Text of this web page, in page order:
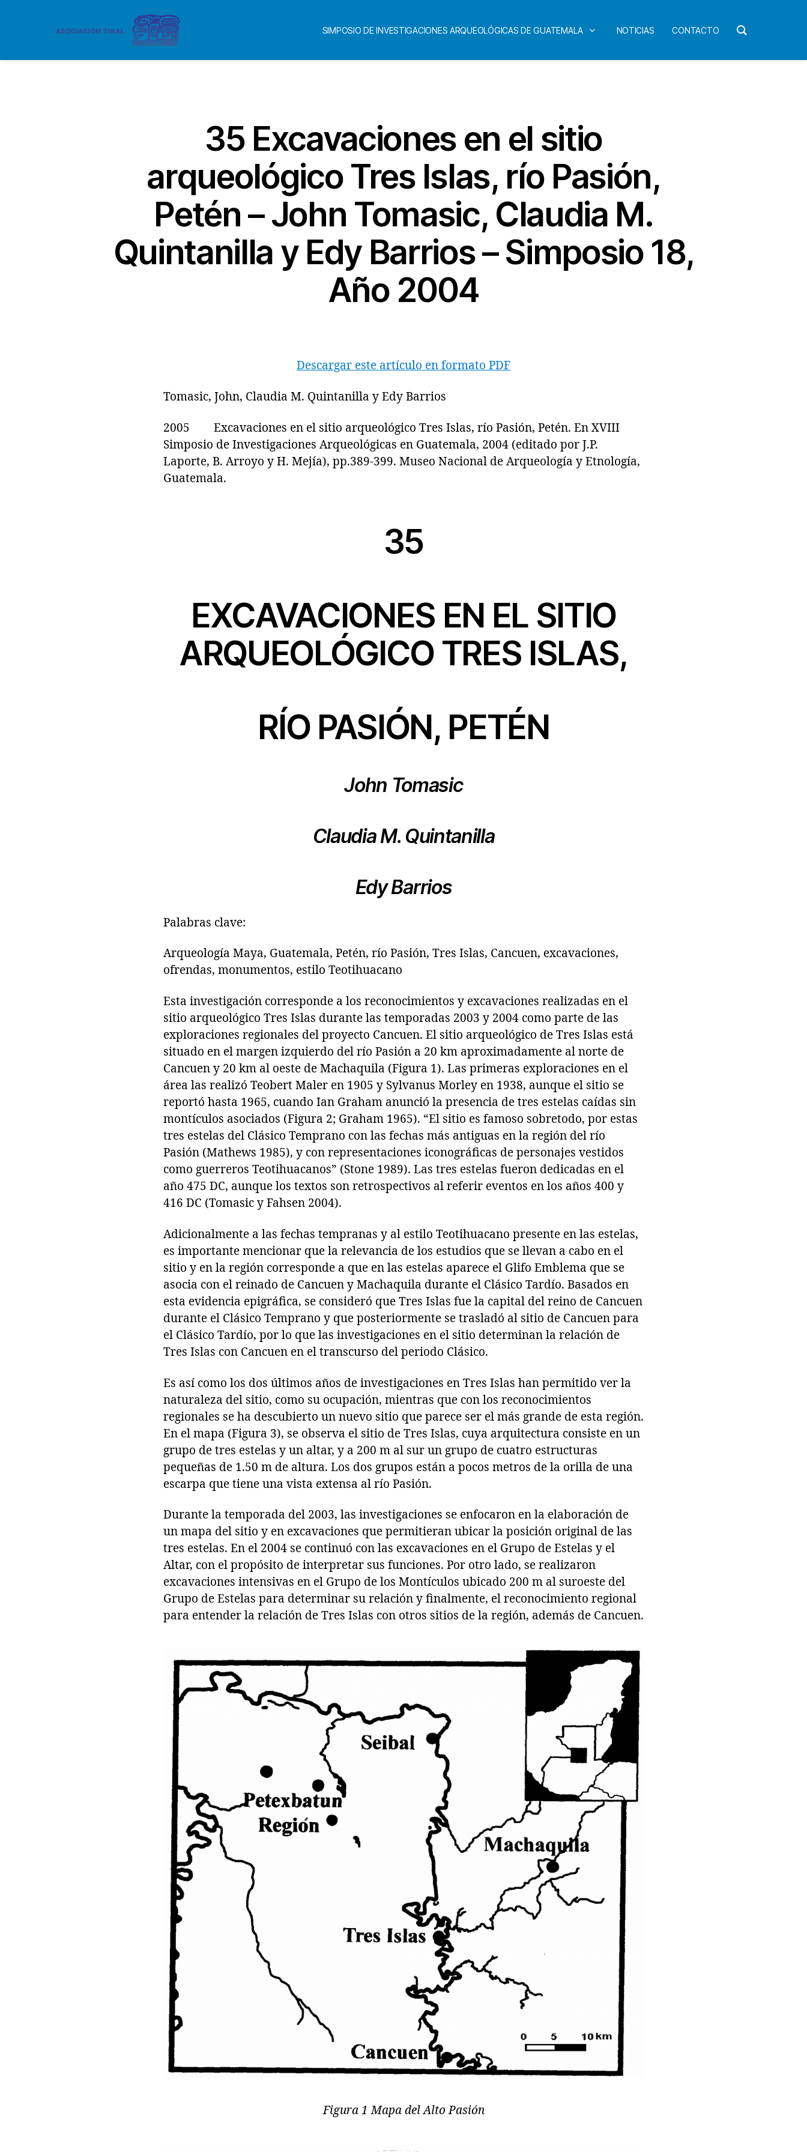
SIMPOSIO DE INVESTIGACIONES ARQUEOLÓGICAS DE GUATEMALA NOTICIAS CONTACTO
35 Excavaciones en el sitio
arqueológico Tres Islas, río Pasión,
Petén – John Tomasic, Claudia M.
Quintanilla y Edy Barrios – Simposio 18,
Año 2004
Descargar este artículo en formato PDF
Tomasic, John, Claudia M. Quintanilla y Edy Barrios
2005 Excavaciones en el sitio arqueológico Tres Islas, río Pasión, Petén. En XVIII
Simposio de Investigaciones Arqueológicas en Guatemala, 2004 (editado por J.P.
Laporte, B. Arroyo y H. Mejía), pp.389-399. Museo Nacional de Arqueología y Etnología,
Guatemala.
35
EXCAVACIONES EN EL SITIO
ARQUEOLÓGICO TRES ISLAS,
RÍO PASIÓN, PETÉN
John Tomasic
Claudia M. Quintanilla
Edy Barrios
Palabras clave:
Arqueología Maya, Guatemala, Petén, río Pasión, Tres Islas, Cancuen, excavaciones,
ofrendas, monumentos, estilo Teotihuacano
Esta investigación corresponde a los reconocimientos y excavaciones realizadas en el
sitio arqueológico Tres Islas durante las temporadas 2003 y 2004 como parte de las
exploraciones regionales del proyecto Cancuen. El sitio arqueológico de Tres Islas está
situado en el margen izquierdo del río Pasión a 20 km aproximadamente al norte de
Cancuen y 20 km al oeste de Machaquila (Figura 1). Las primeras exploraciones en el
área las realizó Teobert Maler en 1905 y Sylvanus Morley en 1938, aunque el sitio se
reportó hasta 1965, cuando Ian Graham anunció la presencia de tres estelas caídas sin
montículos asociados (Figura 2; Graham 1965). “El sitio es famoso sobretodo, por estas
tres estelas del Clásico Temprano con las fechas más antiguas en la región del río
Pasión (Mathews 1985), y con representaciones iconográficas de personajes vestidos
como guerreros Teotihuacanos” (Stone 1989). Las tres estelas fueron dedicadas en el
año 475 DC, aunque los textos son retrospectivos al referir eventos en los años 400 y
416 DC (Tomasic y Fahsen 2004).
Adicionalmente a las fechas tempranas y al estilo Teotihuacano presente en las estelas,
es importante mencionar que la relevancia de los estudios que se llevan a cabo en el
sitio y en la región corresponde a que en las estelas aparece el Glifo Emblema que se
asocia con el reinado de Cancuen y Machaquila durante el Clásico Tardío. Basados en
esta evidencia epigráfica, se consideró que Tres Islas fue la capital del reino de Cancuen
durante el Clásico Temprano y que posteriormente se trasladó al sitio de Cancuen para
el Clásico Tardío, por lo que las investigaciones en el sitio determinan la relación de
Tres Islas con Cancuen en el transcurso del periodo Clásico.
Es así como los dos últimos años de investigaciones en Tres Islas han permitido ver la
naturaleza del sitio, como su ocupación, mientras que con los reconocimientos
regionales se ha descubierto un nuevo sitio que parece ser el más grande de esta región.
En el mapa (Figura 3), se observa el sitio de Tres Islas, cuya arquitectura consiste en un
grupo de tres estelas y un altar, y a 200 m al sur un grupo de cuatro estructuras
pequeñas de 1.50 m de altura. Los dos grupos están a pocos metros de la orilla de una
escarpa que tiene una vista extensa al río Pasión.
Durante la temporada del 2003, las investigaciones se enfocaron en la elaboración de
un mapa del sitio y en excavaciones que permitieran ubicar la posición original de las
tres estelas. En el 2004 se continuó con las excavaciones en el Grupo de Estelas y el
Altar, con el propósito de interpretar sus funciones. Por otro lado, se realizaron
excavaciones intensivas en el Grupo de los Montículos ubicado 200 m al suroeste del
Grupo de Estelas para determinar su relación y finalmente, el reconocimiento regional
para entender la relación de Tres Islas con otros sitios de la región, además de Cancuen.
Figura 1 Mapa del Alto Pasión